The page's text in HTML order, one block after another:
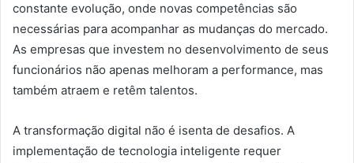
constante evolução, onde novas competências são
necessárias para acompanhar as mudanças do mercado.
As empresas que investem no desenvolvimento de seus
funcionários não apenas melhoram a performance, mas
também atraem e retêm talentos.
A transformação digital não é isenta de desafios. A
implementação de tecnologia inteligente requer